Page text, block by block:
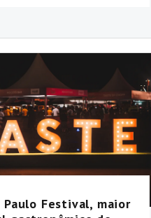
Paulo Festival, maior